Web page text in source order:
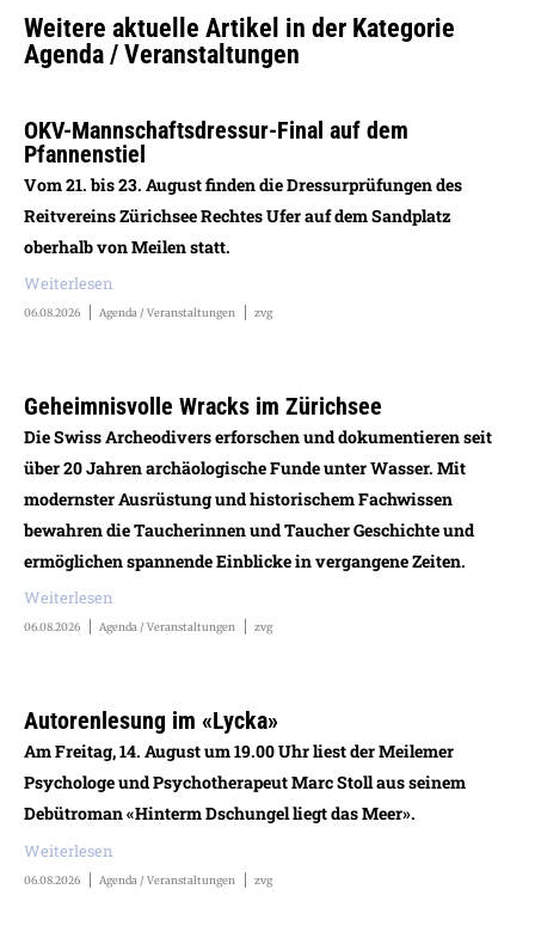
Weitere aktuelle Artikel in der Kategorie
Agenda / Veranstaltungen
OKV-Mannschaftsdressur-Final auf dem
Pfannenstiel
Vom 21. bis 23. August finden die Dressurprüfungen des
Reitvereins Zürichsee Rechtes Ufer auf dem Sandplatz
oberhalb von Meilen statt.
Weiterlesen
06.08.2026 Agenda / Veranstaltungen zvg
Geheimnisvolle Wracks im Zürichsee
Die Swiss Archeodivers erforschen und dokumentieren seit
über 20 Jahren archäologische Funde unter Wasser. Mit
modernster Ausrüstung und historischem Fachwissen
bewahren die Taucherinnen und Taucher Geschichte und
ermöglichen spannende Einblicke in vergangene Zeiten.
Weiterlesen
06.08.2026 Agenda / Veranstaltungen zvg
Autorenlesung im «Lycka»
Am Freitag, 14. August um 19.00 Uhr liest der Meilemer
Psychologe und Psychotherapeut Marc Stoll aus seinem
Debütroman «Hinterm Dschungel liegt das Meer».
Weiterlesen
06.08.2026 Agenda / Veranstaltungen zvg